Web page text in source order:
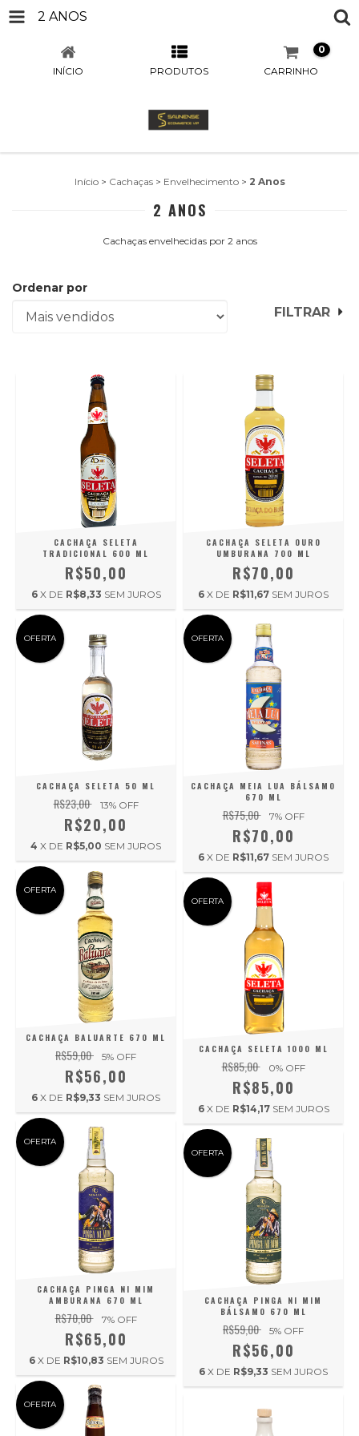
2 ANOS
INÍCIO PRODUTOS CARRINHO
0
Início > Cachaças > Envelhecimento > 2 Anos
2 ANOS
Cachaças envelhecidas por 2 anos
Ordenar por
FILTRAR
CACHAÇA SELETA
TRADICIONAL 600 ML
R$50,00
6 X DE R$8,33 SEM JUROS
CACHAÇA SELETA OURO
UMBURANA 700 ML
R$70,00
6 X DE R$11,67 SEM JUROS
OFERTA
CACHAÇA SELETA 50 ML
R$23,00 13% OFF
R$20,00
4 X DE R$5,00 SEM JUROS
OFERTA
CACHAÇA MEIA LUA BÁLSAMO
670 ML
R$75,00 7% OFF
R$70,00
6 X DE R$11,67 SEM JUROS
OFERTA
CACHAÇA BALUARTE 670 ML
R$59,00 5% OFF
R$56,00
6 X DE R$9,33 SEM JUROS
OFERTA
CACHAÇA SELETA 1000 ML
R$85,00 0% OFF
R$85,00
6 X DE R$14,17 SEM JUROS
OFERTA
CACHAÇA PINGA NI MIM
AMBURANA 670 ML
R$70,00 7% OFF
R$65,00
6 X DE R$10,83 SEM JUROS
OFERTA
CACHAÇA PINGA NI MIM
BÁLSAMO 670 ML
R$59,00 5% OFF
R$56,00
6 X DE R$9,33 SEM JUROS
OFERTA